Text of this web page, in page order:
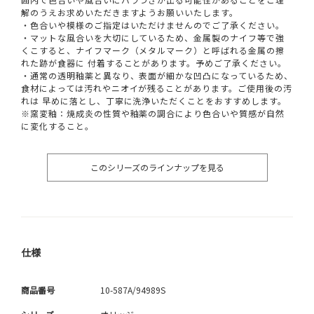
解のうえお求めいただきますようお願いいたします。
・色合いや模様のご指定はいただけませんのでご了承ください。
・マットな風合いを大切にしているため、金属製のナイフ等で強
くこすると、ナイフマーク（メタルマーク）と呼ばれる金属の擦
れた跡が食器に 付着することがあります。予めご了承ください。
・通常の透明釉薬と異なり、表面が細かな凹凸になっているため、
食材によっては汚れやニオイが残ることがあります。ご使用後の汚
れは 早めに落とし、丁寧に洗浄いただくことをおすすめします。
※窯変釉：焼成炎の性質や釉薬の調合により色合いや質感が自然
に変化すること。
このシリーズのラインナップを見る
仕様
商品番号 10-587A/94989S